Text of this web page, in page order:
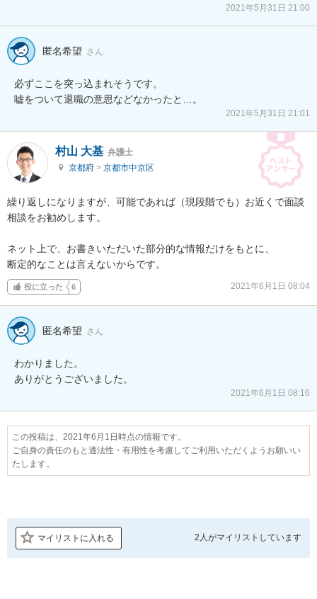
2021年5月31日 21:00
匿名希望 さん
必ずここを突っ込まれそうです。
嘘をついて退職の意思などなかったと…。
2021年5月31日 21:01
村山 大基 弁護士
京都府 > 京都市中京区
繰り返しになりますが、可能であれば（現段階でも）お近くで面談
相談をお勧めします。
ネット上で、お書きいただいた部分的な情報だけをもとに、
断定的なことは言えないからです。
役に立った 6 2021年6月1日 08:04
匿名希望 さん
わかりました。
ありがとうございました。
2021年6月1日 08:16
この投稿は、2021年6月1日時点の情報です。
ご自身の責任のもと適法性・有用性を考慮してご利用いただくようお願いい
たします。
マイリストに入れる 2人がマイリストしています